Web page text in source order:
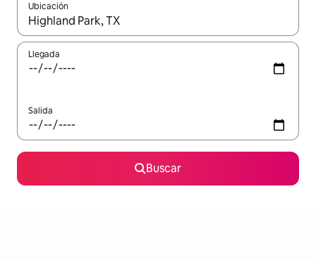
Ubicación
Cuando los resultados estén disponibles, navega con las
Llegada
Salida
Buscar